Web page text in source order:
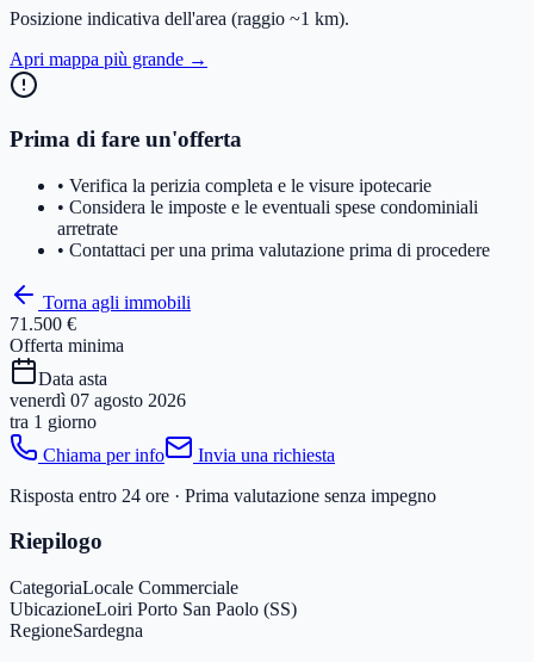
Posizione indicativa dell'area (raggio ~1 km).
Apri mappa più grande →
Prima di fare un'offerta
• Verifica la perizia completa e le visure ipotecarie
• Considera le imposte e le eventuali spese condominiali
arretrate
• Contattaci per una prima valutazione prima di procedere
Torna agli immobili
71.500 €
Offerta minima
Data asta
venerdì 07 agosto 2026
tra 1 giorno
Chiama per info
Invia una richiesta
Risposta entro 24 ore · Prima valutazione senza impegno
Riepilogo
CategoriaLocale Commerciale
UbicazioneLoiri Porto San Paolo (SS)
RegioneSardegna